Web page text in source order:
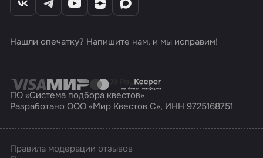
Нашли опечатку? Напишите нам, и мы исправим!
ПО «Система подбора квестов»
Разработано ООО «Мир Квестов С», ИНН 9725168751
Правила модерации отзывов